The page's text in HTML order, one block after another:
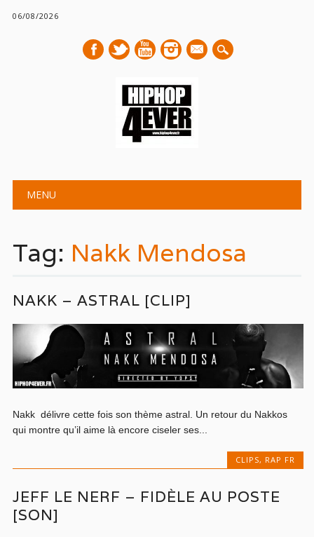
06/08/2026
mail
Main menu
MENU
Tag: Nakk Mendosa
NAKK – ASTRAL [CLIP]
Nakk délivre cette fois son thème astral. Un retour du Nakkos
qui montre qu’il aime là encore ciseler ses...
CLIPS, RAP FR
JEFF LE NERF – FIDÈLE AU POSTE
[SON]